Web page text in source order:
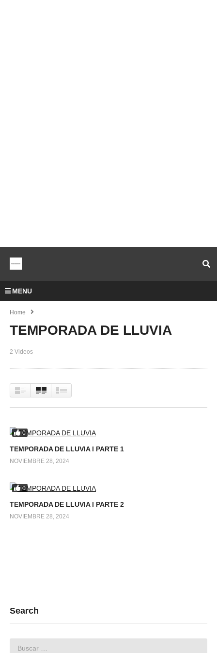
MENU
Home
TEMPORADA DE LLUVIA
2 Videos
0
TEMPORADA DE LLUVIA l PARTE 1
NOVIEMBRE 28, 2024
0
TEMPORADA DE LLUVIA l PARTE 2
NOVIEMBRE 28, 2024
Search